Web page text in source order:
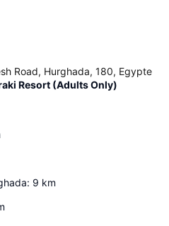
Road, Hurghada, 180, Egypte
Resort (Adults Only)
: 9 km